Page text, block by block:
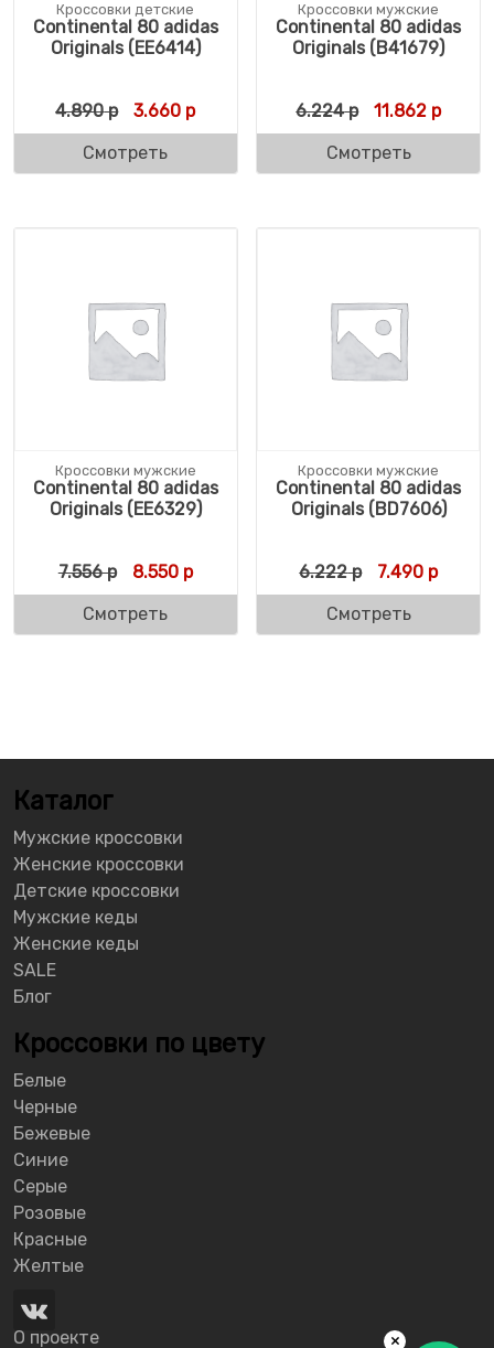
Кроссовки детские
Continental 80 adidas
Originals (EE6414)
4.890р Первоначальная цена составляла 4.890
3.660 рТекущая цена: 3.660 р.
Смотреть
Кроссовки мужские
Continental 80 adidas
Originals (B41679)
6.224р 11.862 р
Смотреть
Кроссовки мужские
Continental 80 adidas
Originals (EE6329)
7.556р Первоначальная цена составляла 7.556 р.
8.550рТекущая цена: 8.550 р.
Смотреть
Кроссовки мужские
Continental 80 adidas
Originals (BD7606)
6.222р 7.490 р
Смотреть
Каталог
Мужские кроссовки
Женские кроссовки
Детские кроссовки
Мужские кеды
Женские кеды
SALE
Блог
Кроссовки по цвету
Белые
Черные
Бежевые
Синие
Серые
Розовые
Красные
Желтые
О проекте ×